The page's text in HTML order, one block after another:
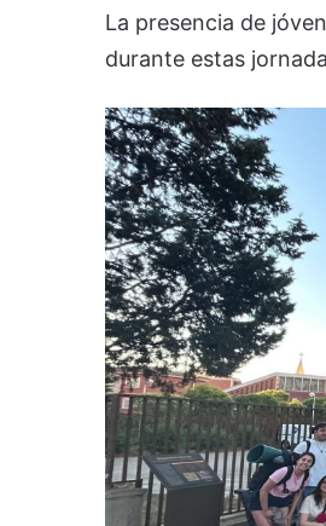
La presencia de
durante estas